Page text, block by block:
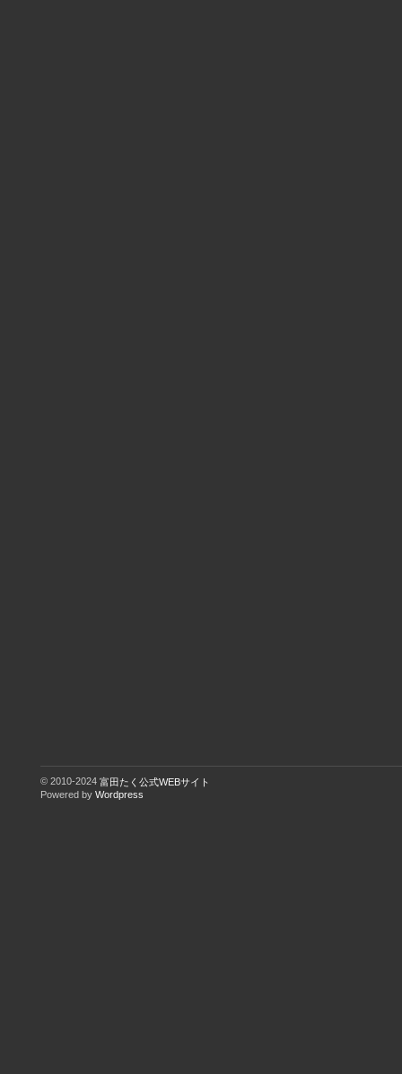
© 2010-2024 富田たく公式WEBサイト
Powered by Wordpress